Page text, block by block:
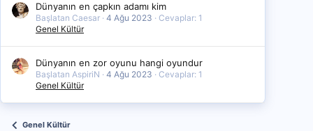
Dünyanın en çapkın adamı kim
Başlatan Caesar 4 Ağu 2023
Cevaplar: 1
Genel Kültür
Dünyanın en zor oyunu hangi oyundur
Başlatan AspiriN 4 Ağu 2023
Cevaplar: 1
Genel Kültür
Genel Kültür